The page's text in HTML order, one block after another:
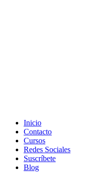
Inicio
Contacto
Cursos
Redes Sociales
Suscríbete
Blog